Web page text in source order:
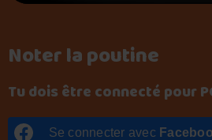
Noter la poutine
Tu dois être connecté pour
Se connecter avec